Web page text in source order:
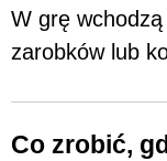
W grę
zarobków lub
Co zrobić,